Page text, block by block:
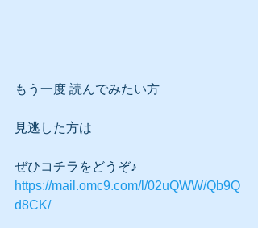
もう一度 読んでみたい方
見逃した方は
ぜひコチラをどうぞ♪
https://mail.omc9.com/l/02uQWW/Qb9Q
d8CK/